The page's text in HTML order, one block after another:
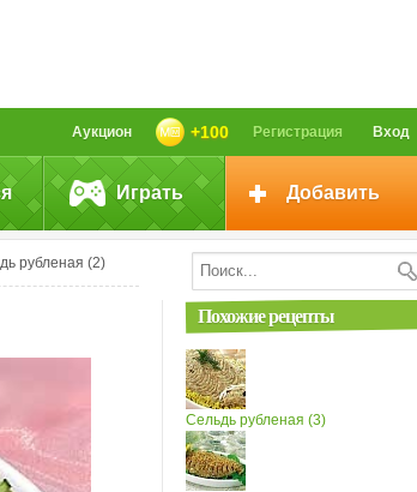
Вход
Регистрация
+100
Аукцион
Играть Добавить
рубленая (2)
Похожие рецепты
Сельдь рубленая (3)